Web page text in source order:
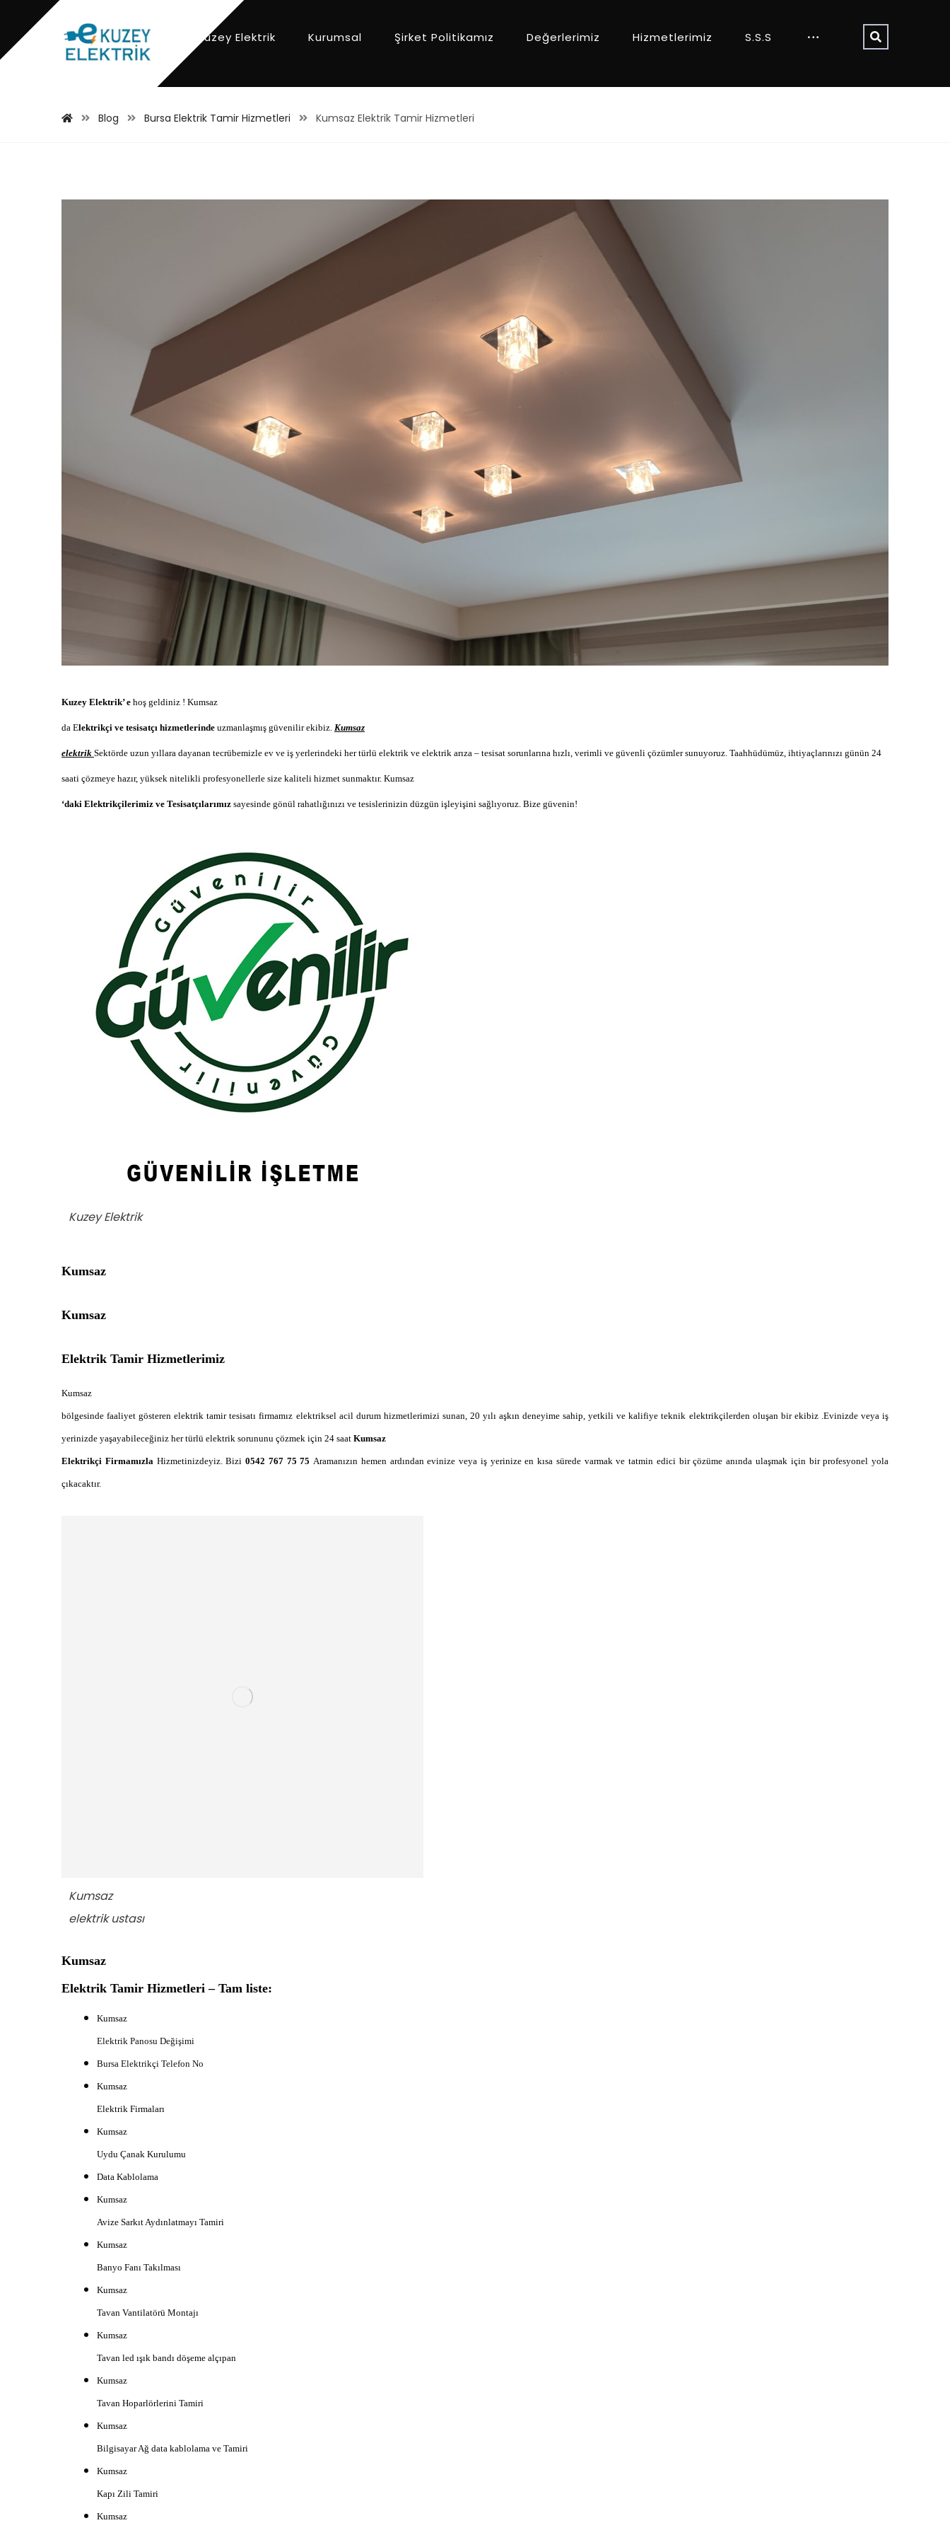
Kuzey Elektrik Kurumsal Şirket Politikamız Değerlerimiz Hizmetlerimiz S.S.S
Blog Bursa Elektrik Tamir Hizmetleri Kumsaz Elektrik Tamir Hizmetleri
Kuzey Elektrik’ e hoş geldiniz ! Kumsaz
da Elektrikçi ve tesisatçı hizmetlerinde uzmanlaşmış güvenilir ekibiz. Kumsaz
elektrik Sektörde uzun yıllara dayanan tecrübemizle ev ve iş yerlerindeki her türlü elektrik ve elektrik arıza – tesisat sorunlarına hızlı, verimli ve güvenli çözümler sunuyoruz. Taahhüdümüz, ihtiyaçlarınızı günün 24
saati çözmeye hazır, yüksek nitelikli profesyonellerle size kaliteli hizmet sunmaktır. Kumsaz
‘daki Elektrikçilerimiz ve Tesisatçılarımız sayesinde gönül rahatlığınızı ve tesislerinizin düzgün işleyişini sağlıyoruz. Bize güvenin!
Kuzey Elektrik
Kumsaz
Kumsaz
Elektrik Tamir Hizmetlerimiz
Kumsaz
bölgesinde faaliyet gösteren elektrik tamir tesisatı firmamız elektriksel acil durum hizmetlerimizi sunan, 20 yılı aşkın deneyime sahip, yetkili ve kalifiye teknik elektrikçilerden oluşan bir ekibiz .Evinizde veya iş
yerinizde yaşayabileceğiniz her türlü elektrik sorununu çözmek için 24 saat Kumsaz
Elektrikçi Firmamızla Hizmetinizdeyiz. Bizi0542 767 75 75 Aramanızın hemen ardından evinize veya iş yerinize en kısa sürede varmak ve tatmin edici bir çözüme anında ulaşmak için bir profesyonel yola
çıkacaktır.
Kumsaz
elektrik ustası
Kumsaz
Elektrik Tamir Hizmetleri – Tam liste:
Kumsaz
Elektrik Panosu Değişimi
Bursa Elektrikçi Telefon No
Kumsaz
Elektrik Firmaları
Kumsaz
Uydu Çanak Kurulumu
Data Kablolama
Kumsaz
Avize Sarkıt Aydınlatmayı Tamiri
Kumsaz
Banyo Fanı Takılması
Kumsaz
Tavan Vantilatörü Montajı
Kumsaz
Tavan led ışık bandı döşeme alçıpan
Kumsaz
Tavan Hoparlörlerini Tamiri
Kumsaz
Bilgisayar Ağ data kablolama ve Tamiri
Kumsaz
Kapı Zili Tamiri
Kumsaz